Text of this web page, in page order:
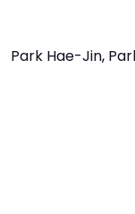
Park Hae-Jin,